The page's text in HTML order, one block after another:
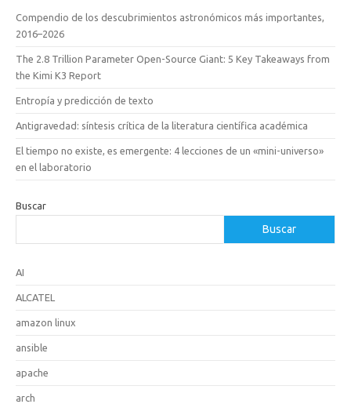
Compendio de los descubrimientos astronómicos más importantes,
2016–2026
The 2.8 Trillion Parameter Open-Source Giant: 5 Key Takeaways from
the Kimi K3 Report
Entropía y predicción de texto
Antigravedad: síntesis crítica de la literatura científica académica
El tiempo no existe, es emergente: 4 lecciones de un «mini-universo»
en el laboratorio
Buscar
Buscar
AI
ALCATEL
amazon linux
ansible
apache
arch